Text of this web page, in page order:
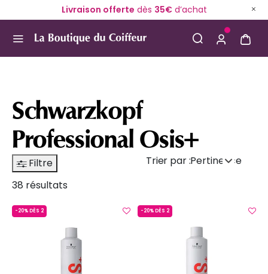
Livraison offerte dès 35€d’achat
Schwarzkopf
Professional Osis+
Trier par :Pertinence
Filtre
38 résultats
-20% DÈS 2 -20% DÈS 2